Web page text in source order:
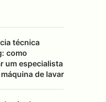
técnica
como
um especialista
de lavar